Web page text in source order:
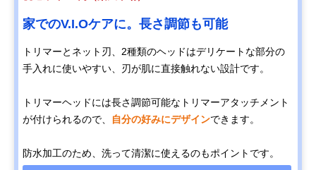
家でのV.I.Oケアに。長さ調節も可能
トリマーとネット刃、2種類のヘッドはデリケートな部分の
手入れに使いやすい、刃が肌に直接触れない設計です。
トリマーヘッドには長さ調節可能なトリマーアタッチメント
が付けられるので、
自分の好みにデザインできます。
防水加工のため、洗って清潔に使えるのもポイントです。